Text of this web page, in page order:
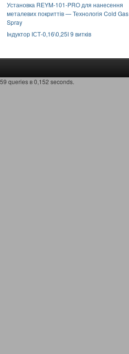
Установка REYM-101-PRO для нанесення
металевих покриттів — Технологія Cold Gas
Spray
Індуктор ІСТ-0,16\0,25І 9 витків
59 queries в 0,152 seconds.